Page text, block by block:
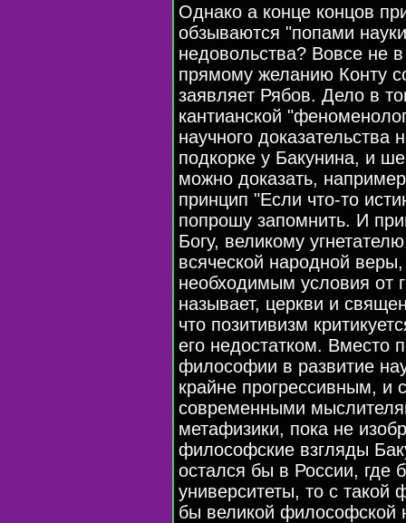
Однако а конце концов
обзываются "попами
недовольства? Вовсе не
прямому желанию Конту
заявляет Рябов. Дело в
кантианской
научного доказательства
подкорке у Бакунина, и
можно доказать,
принцип "Если что-то
попрошу запомнить. И
Богу, великому
всяческой народной
необходимым условия от
называет, церкви и
что позитивизм
его недостатком. Вместо
философии в развитие
крайне прогрессивным, и
современными
метафизики, пока не
философские взгляды
остался бы в России, где
университеты, то с такой
бы великой философской